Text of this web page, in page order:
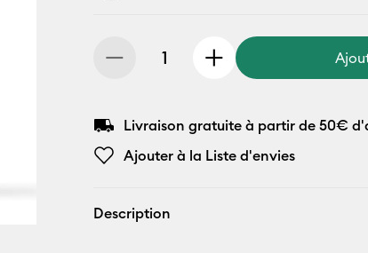
Livraison gratuite à partir de 50€
Ajouter à la Liste d'envies
Description